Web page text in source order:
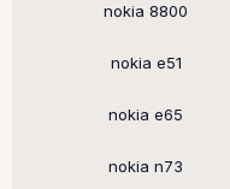
nokia 8800
nokia e51
nokia e65
nokia n73